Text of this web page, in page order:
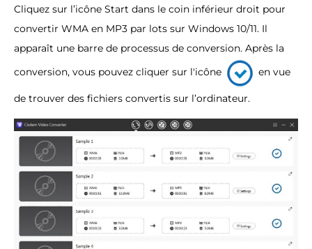
Cliquez sur l’icône Start dans le coin inférieur droit pour
convertir WMA en MP3 par lots sur Windows 10/11. Il
apparaît une barre de processus de conversion. Après la
conversion, vous pouvez cliquer sur l'icône
en vue
de trouver des fichiers convertis sur l’ordinateur.